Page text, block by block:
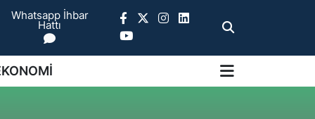
Whatsapp İhbar
Hattı